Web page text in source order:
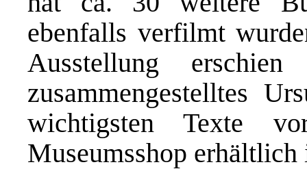
ebenfalls verfilmt
Ausstellung
zusammengestelltes
wichtigsten Texte
Museumsshop erhältlich